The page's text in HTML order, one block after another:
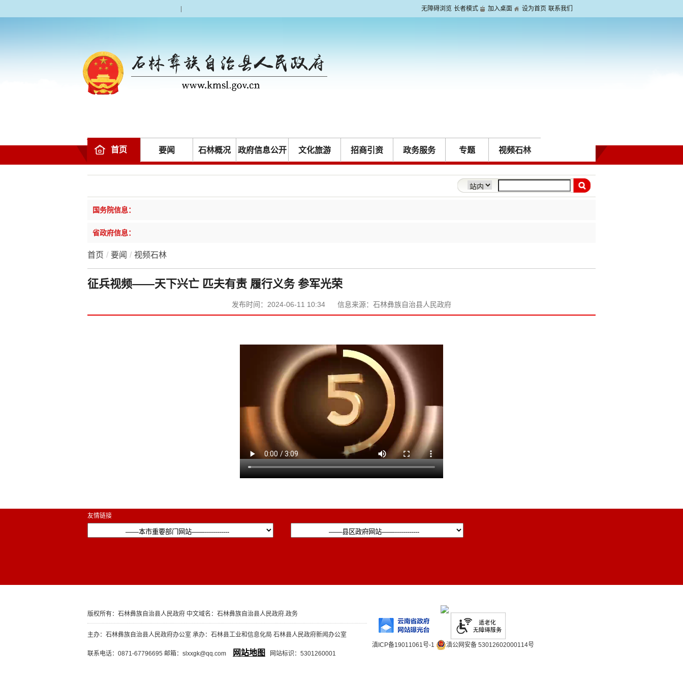
无障碍浏览 长者模式 加入桌面 设为首页 联系我们
首页 要闻 石林概况 政府信息公开 文化旅游 招商引资 政务服务 专题 视频石林
国务院信息：
省政府信息：
首页 / 要闻 / 视频石林
征兵视频——天下兴亡 匹夫有责 履行义务 参军光荣
发布时间：2024-06-11 10:34 信息来源：石林彝族自治县人民政府
友情链接
版权所有：石林彝族自治县人民政府 中文域名：石林彝族自治县人民政府.政务
主办：石林彝族自治县人民政府办公室 承办：石林县工业和信息化局 石林县人民政府新闻办公室
联系电话：0871-67796695 邮箱：slxxgk@qq.com 网站地图 网站标识：5301260001
滇ICP备19011061号-1 滇公网安备 53012602000114号